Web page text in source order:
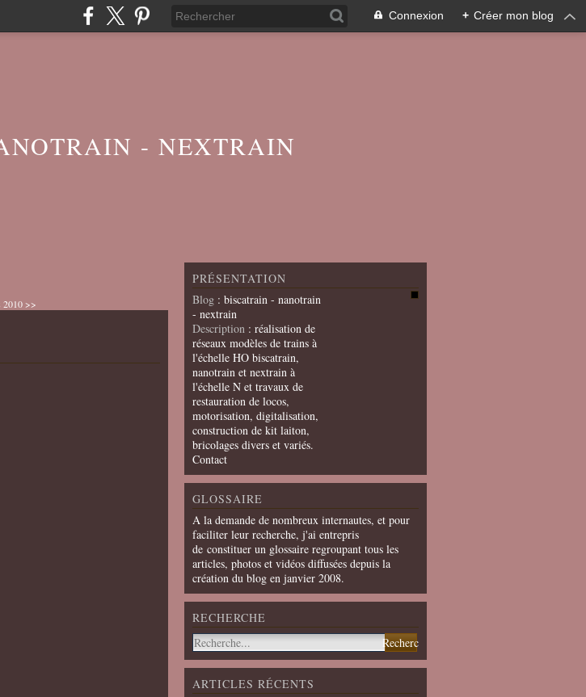
Connexion + Créer mon blog
- NEXTRAIN
2010 >>
PRÉSENTATION
Blog : biscatrain - nanotrain
- nextrain
Description : réalisation de
réseaux modèles de trains à
l'échelle HO biscatrain,
nanotrain et nextrain à
l'échelle N et travaux de
restauration de locos,
motorisation, digitalisation,
construction de kit laiton,
bricolages divers et variés.
Contact
GLOSSAIRE
A la demande de nombreux internautes, et pour
faciliter leur recherche, j'ai entrepris
de constituer un glossaire regroupant tous les
articles, photos et vidéos diffusées depuis la
création du blog en janvier 2008.
RECHERCHE
ARTICLES RÉCENTS